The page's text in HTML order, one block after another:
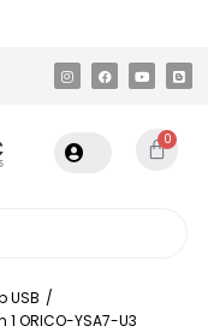
0
USB /
ORICO-YSA7-U3